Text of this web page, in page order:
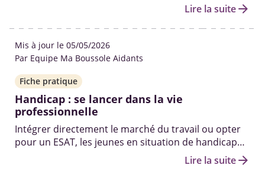
professionnel pour les enfants souffrant d’une
déficience intellectuelle ne leur permettant pas de
suivre un parcours scolaire classique.
Lire la suitearrow_forward
Mis à jour le 05/05/2026
Par Equipe Ma Boussole Aidants
Fiche pratique
Handicap : se lancer dans la vie
professionnelle
Intégrer directement le marché du travail ou opter
pour un ESAT, les jeunes en situation de handicap
peuvent compter sur plusieurs dispositifs
d’accompagnement pour réussir leur insertion.
Lire la suitearrow_forward